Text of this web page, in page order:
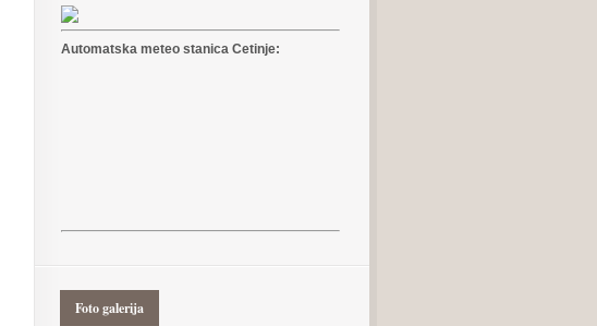
Automatska meteo stanica Cetinje:
Foto galerija